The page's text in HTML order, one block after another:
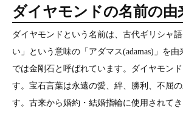
ダイヤモンドの名前の由
ダイヤモンドという名前は、古代ギリシャ
い」という意味の「アダマス(adamas)」を由
では金剛石と呼ばれています。ダイヤモン
す。宝石言葉は永遠の愛、絆、勝利、不屈
す。古来から婚約・結婚指輪に使用されてき